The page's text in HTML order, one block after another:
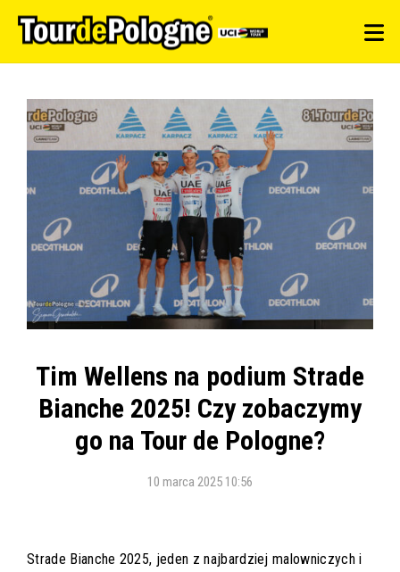
Tim Wellens na podium Strade
Bianche 2025! Czy zobaczymy
go na Tour de Pologne?
10 marca 2025 10:56
Strade Bianche 2025, jeden z najbardziej malowniczych i